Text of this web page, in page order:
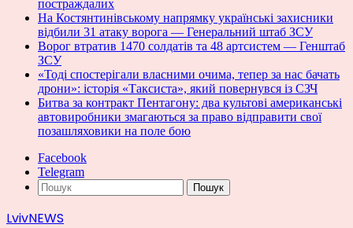
постраждалих
На Костянтинівському напрямку українські захисники
відбили 31 атаку ворога — Генеральний штаб ЗСУ
Ворог втратив 1470 солдатів та 48 артсистем — Генштаб
ЗСУ
«Тоді спостерігали власними очима, тепер за нас бачать
дрони»: історія «Таксиста», який повернувся із СЗЧ
Битва за контракт Пентагону: два культові американські
автовиробники змагаються за право відправити свої
позашляховики на поле бою
Facebook
Telegram
Пошук
LvivNEWS